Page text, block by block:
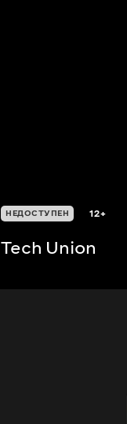
НЕДОСТУПЕН 12+
Tech Union